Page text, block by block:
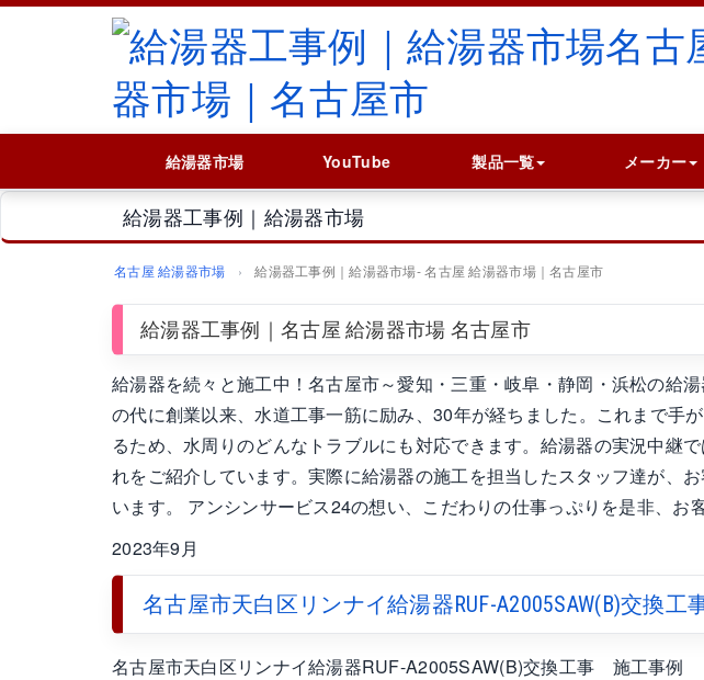
給湯器市場 YouTube 製品一覧 メーカー
給湯器工事例｜給湯器市場
名古屋 給湯器市場 給湯器工事例｜給湯器市場‐ 名古屋 給湯器市場｜名古屋市
給湯器工事例｜名古屋 給湯器市場 名古屋市
給湯器を続々と施工中！名古屋市～愛知・三重・岐阜・静岡・浜松の給
の代に創業以来、水道工事一筋に励み、30年が経ちました。これまで手
るため、水周りのどんなトラブルにも対応できます。給湯器の実況中継
れをご紹介しています。実際に給湯器の施工を担当したスタッフ達が、
います。 アンシンサービス24の想い、こだわりの仕事っぷりを是非、お
2023年9月
名古屋市天白区リンナイ給湯器RUF-A2005SAW(B)交換工
名古屋市天白区リンナイ給湯器RUF-A2005SAW(B)交換工事 施工事例